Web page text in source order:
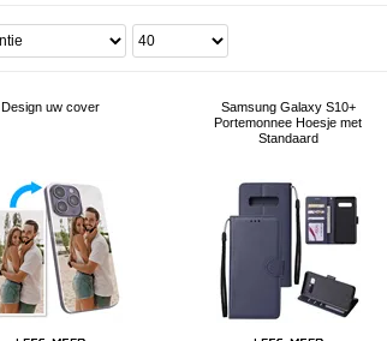
Design uw cover
Samsung Galaxy S10+
Portemonnee Hoesje met
Standaard